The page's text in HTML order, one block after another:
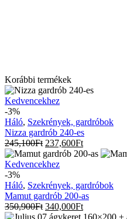
Korábbi termékek
Nizza
gardrób
240-
es
Kedvencekhez
-3%
Háló, Szekrények, gardróbok
Nizza gardrób 240-es
245,100Ft 237,600Ft
Mamut
gardrób
200-
as
Kedvencekhez
-3%
Háló, Szekrények, gardróbok
Mamut gardrób 200-as
350,900Ft 340,000Ft